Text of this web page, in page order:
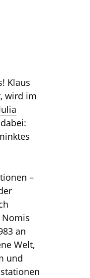
Klaus
wird im
–
an
Welt,
und